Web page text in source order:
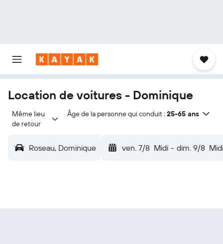
Location de voitures - Dominique
Même lieu
de retour
Âge de la personne qui conduit : 25-65 ans
Roseau, Dominique ven. 7/8 Midi - dim. 9/8 Midi